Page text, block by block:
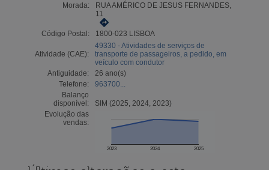
Morada:
RUA AMÉRICO DE JESUS FERNANDES,
11
Código Postal: 1800-023 LISBOA
Atividade (CAE):
49330 - Atividades de serviços de
transporte de passageiros, a pedido, em
veículo com condutor
Antiguidade:
26 ano(s)
Telefone:
963700...
Balanço
disponível:
SIM (2025, 2024, 2023)
Evolução das
vendas:
2023 2024 2025